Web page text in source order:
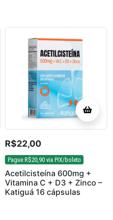
R$22,00
Pague R$20,90 via PIX/boleto
Acetilcisteína 600mg +
Vitamina C + D3 + Zinco –
Katiguá 16 cápsulas